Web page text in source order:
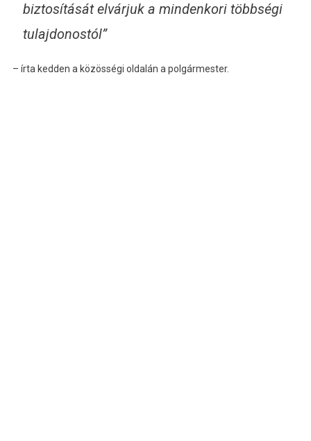
biztosítását elvárjuk a mindenkori többségi
tulajdonostól”
– írta kedden a közösségi oldalán a polgármester.